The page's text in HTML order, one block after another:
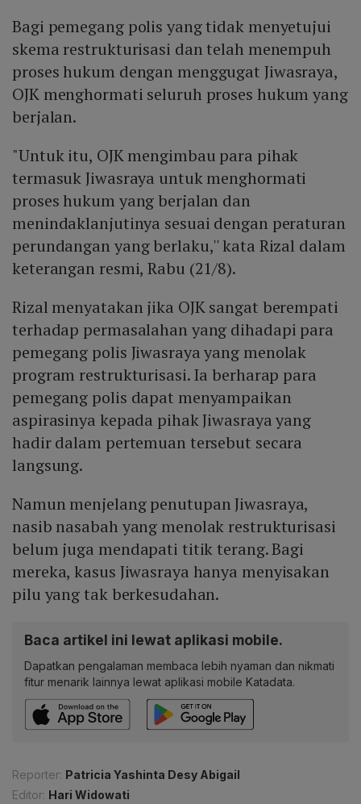
Bagi pemegang polis yang tidak menyetujui
skema restrukturisasi dan telah menempuh
proses hukum dengan menggugat Jiwasraya,
OJK menghormati seluruh proses hukum yang
berjalan.
"Untuk itu, OJK mengimbau para pihak
termasuk Jiwasraya untuk menghormati
proses hukum yang berjalan dan
menindaklanjutinya sesuai dengan peraturan
perundangan yang berlaku,'' kata Rizal dalam
keterangan resmi, Rabu (21/8).
Rizal menyatakan jika OJK sangat berempati
terhadap permasalahan yang dihadapi para
pemegang polis Jiwasraya yang menolak
program restrukturisasi. Ia berharap para
pemegang polis dapat menyampaikan
aspirasinya kepada pihak Jiwasraya yang
hadir dalam pertemuan tersebut secara
langsung.
Namun menjelang penutupan Jiwasraya,
nasib nasabah yang menolak restrukturisasi
belum juga mendapati titik terang. Bagi
mereka, kasus Jiwasraya hanya menyisakan
pilu yang tak berkesudahan.
Baca artikel ini lewat aplikasi mobile.
Dapatkan pengalaman membaca lebih nyaman dan nikmati
fitur menarik lainnya lewat aplikasi mobile Katadata.
Reporter: Patricia Yashinta Desy Abigail
Editor: Hari Widowati